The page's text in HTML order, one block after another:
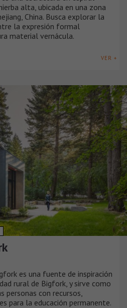
alta, ubicada en una zona
China. Busca explorar la
la expresión formal
material vernácula.
VER +
es una fuente de inspiración
rural de Bigfork, y sirve como
personas con recursos,
para la educación permanente.